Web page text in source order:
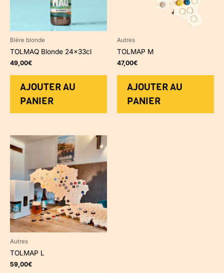
Bière blonde
TOLMAQ Blonde 24x33cl
49,00€
AJOUTER AU
PANIER
Autres
TOLMAP M
47,00€
AJOUTER AU
PANIER
Autres
TOLMAP L
59,00€